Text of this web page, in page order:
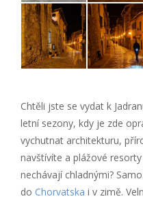
Chtěli jste se vydat k
letní sezony, kdy je zde
vychutnat architekturu,
navštívíte a plážové
nechávají chladnými?
do Chorvatska i v zimě.